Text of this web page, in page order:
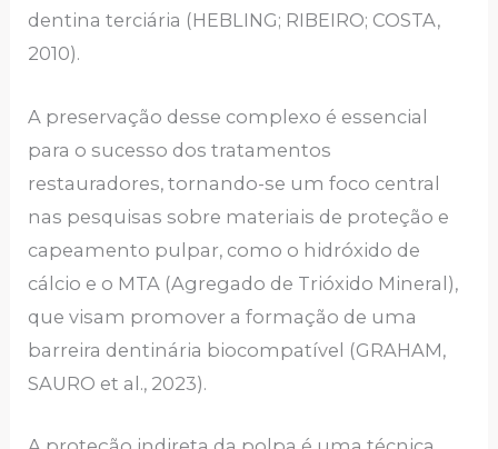
dentina terciária (HEBLING; RIBEIRO; COSTA,
2010).
A preservação desse complexo é essencial
para o sucesso dos tratamentos
restauradores, tornando-se um foco central
nas pesquisas sobre materiais de proteção e
capeamento pulpar, como o hidróxido de
cálcio e o MTA (Agregado de Trióxido Mineral),
que visam promover a formação de uma
barreira dentinária biocompatível (GRAHAM,
SAURO et al., 2023).